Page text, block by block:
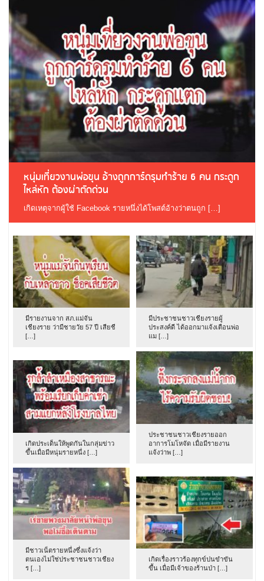
หนุ่มเที่ยวงานพ่อขุน อ้างถูกการ์ดรุมทำร้าย 6 คน กระดูก
ไหล่หัก ต้องผ่าตัดด่วน
เกิดเหตุจากผู้ใช้ Facebook รายหนึ่งได้โพสต์อ้างว่าตนถูก […]
มีรายงานจาก สภ.แม่จัน
เชียงราย ว่ามีชายวัย 57 ปี เสียชี
[…]
มีประชาชนชาวเชียงรายผู้
ประสงค์ดี ได้ออกมาแจ้งเตือนพ่อ
แม […]
เกิดประเด็นให้พูดกันในกลุ่มข่าว
ขึ้นเมื่อมีหนุ่มรายหนึ่ง […]
ประชาชนชาวเชียงรายออก
อาการโมโหจัด เมื่อมีรายงาน
แจ้งว่าพ […]
มีชาวเน็ตรายหนึ่งซึ่งแจ้งว่า
ตนเองไม่ใช่ประชาชนชาวเชียง
ร […]
เกิดเรื่องราวร้องทุกข์ปนขำขัน
ขึ้น เมื่อมีเจ้าของร้านป่า […]